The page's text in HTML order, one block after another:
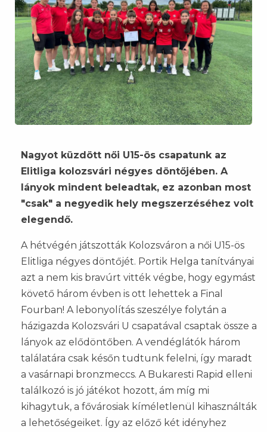
Nagyot küzdött női U15-ös csapatunk az
Elitliga kolozsvári négyes döntőjében. A
lányok mindent beleadtak, ez azonban most
"csak" a negyedik hely megszerzéséhez volt
elegendő.
A hétvégén játszották Kolozsváron a női U15-ös
Elitliga négyes döntőjét. Portik Helga tanítványai
azt a nem kis bravúrt vitték végbe, hogy egymást
követő három évben is ott lehettek a Final
Fourban! A lebonyolítás szeszélye folytán a
házigazda Kolozsvári U csapatával csaptak össze a
lányok az elődöntőben. A vendéglátók három
találatára csak későn tudtunk felelni, így maradt
a vasárnapi bronzmeccs. A Bukaresti Rapid elleni
találkozó is jó játékot hozott, ám míg mi
kihagytuk, a fővárosiak kíméletlenül kihasználták
a lehetőségeiket. Így az előző két idényhez